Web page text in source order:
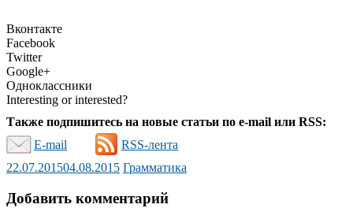
Вконтакте
Facebook
Twitter
Google+
Одноклассники
Interesting or interested?
Также подпишитесь на новые статьи по e-mail или RSS:
E-mail
RSS-лента
22.07.201504.08.2015 Грамматика
Добавить комментарий